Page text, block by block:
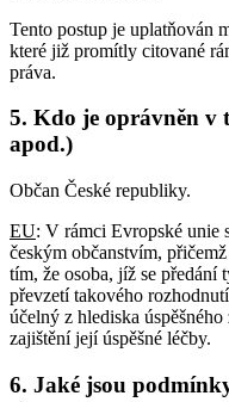
Tento postup je uplatňován
které již promítly citované
práva.
5. Kdo je oprávněn v
apod.)
Občan České republiky.
EU: V rámci Evropské unie
českým občanstvím,
tím, že osoba, jíž se předání
převzetí takového
účelný z hlediska
zajištění její úspěšné léčby.
6. Jaké jsou